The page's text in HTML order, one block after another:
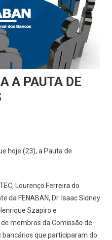
A PAUTA DE
hoje (23), a Pauta de
Lourenço Ferreira do
da FENABAN, Dr. Isaac Sidney
Szapiro e
membros da Comissão de
bancários que participaram do